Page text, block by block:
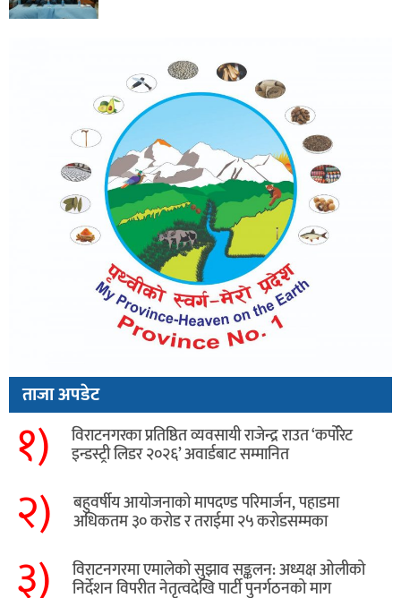
ताजा अपडेट
१) विराटनगरका प्रतिष्ठित व्यवसायी राजेन्द्र राउत ‘कर्पोरेट
इन्डस्ट्री लिडर २०२६’ अवार्डबाट सम्मानित
२) बहुवर्षीय आयोजनाको मापदण्ड परिमार्जन, पहाडमा
अधिकतम ३० करोड र तराईमा २५ करोडसम्मका
३) विराटनगरमा एमालेको सुझाव सङ्कलन: अध्यक्ष ओलीको
निर्देशन विपरीत नेतृत्वदेखि पार्टी पुनर्गठनको माग